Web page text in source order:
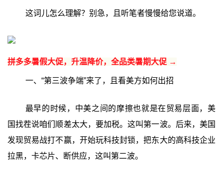
这词儿怎么理解？别急，且听笔者慢慢给您说道。
拼多多暑假大促，升温降价，全品类暑期大促 →
一、“第三波争端”来了，且看美方如何出招
最早的时候，中美之间的摩擦也就是在贸易层面，美
国找茬说咱们顺差太大，要加税。这叫第一波。后来，美国
发现贸易战打不赢，开始玩科技封锁，把东大的高科技企业
拉黑，卡芯片、断供应，这叫第二波。